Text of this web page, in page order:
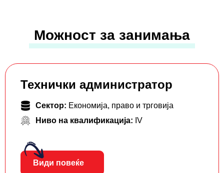
Можност за занимања
Технички администратор
Сектор: Економија, право и трговија
Ниво на квалификација: IV
Види повеќе